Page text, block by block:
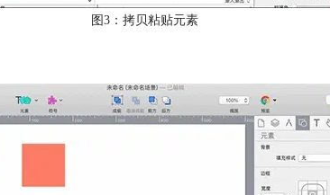
图3：拷贝粘贴元素